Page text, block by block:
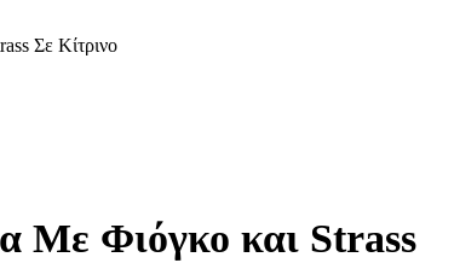
Σε Κίτρινο
Με Φιόγκο και Strass